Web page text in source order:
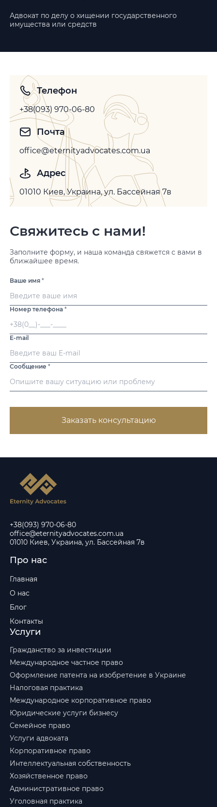
Адвокат по делу о хищении государственного
имущества или средств
Телефон
+38(093) 970-06-80
Почта
office@eternityadvocates.com.ua
Адрес
01010 Киев, Украина, ул. Бассейная 7в
Свяжитесь с нами!
Заполните форму, и наша команда свяжется с вами в
ближайшее время.
Ваше имя *
Номер телефона *
E-mail
Сообщение *
Заказать консультацию
+38(093) 970-06-80
office@eternityadvocates.com.ua
01010 Киев, Украина, ул. Бассейная 7в
Про нас
Главная
О нас
Блог
Контакты
Услуги
Гражданство за инвестиции
Международное частное право
Оформление патента на изобретение в Украине
Налоговая практика
Международное корпоративное право
Юридические услуги бизнесу
Семейное право
Услуги адвоката
Корпоративное право
Интеллектуальная собственность
Хозяйственное право
Административное право
Уголовная практика